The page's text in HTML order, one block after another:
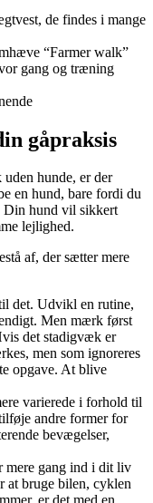
de findes i mange
“Farmer walk”
gang og træning
gåpraksis
hunde, er der
en hund, bare fordi du
Din hund vil sikkert
lejlighed.
af, der sætter mere
det. Udvikl en rutine,
Men mærk først
det stadigvæk er
men som ignoreres
opgave. At blive
varierede i forhold til
andre former for
bevægelser,
mere gang ind i dit liv
at bruge bilen, cyklen